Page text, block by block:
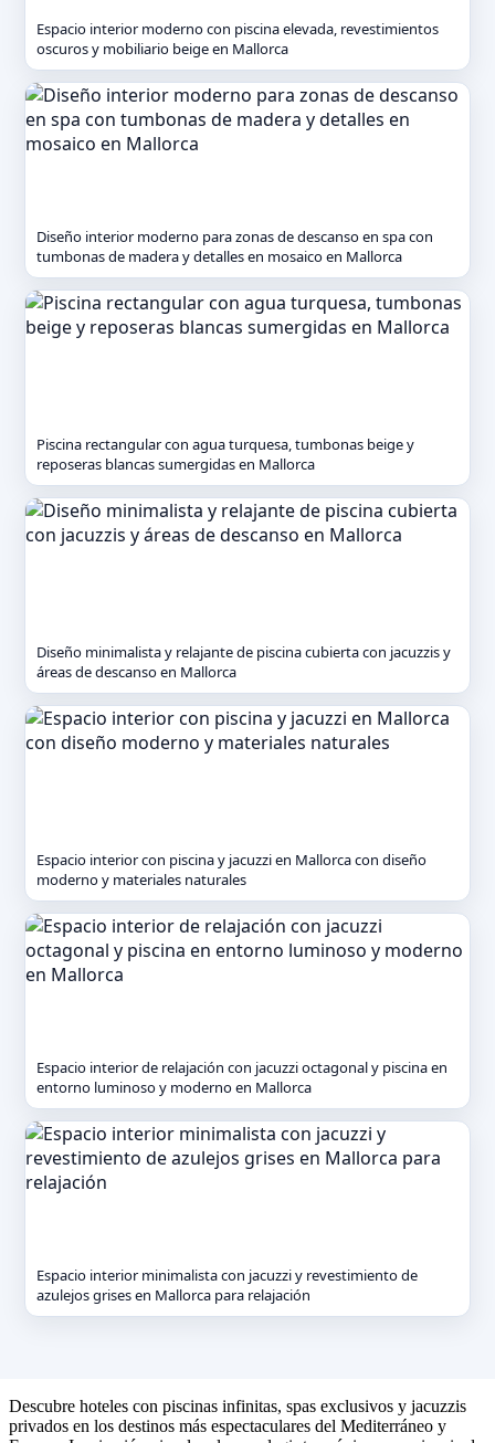
Espacio interior moderno con piscina elevada, revestimientos
oscuros y mobiliario beige en Mallorca
Diseño interior moderno para zonas de descanso en spa con
tumbonas de madera y detalles en mosaico en Mallorca
Piscina rectangular con agua turquesa, tumbonas beige y
reposeras blancas sumergidas en Mallorca
Diseño minimalista y relajante de piscina cubierta con jacuzzis y
áreas de descanso en Mallorca
Espacio interior con piscina y jacuzzi en Mallorca con diseño
moderno y materiales naturales
Espacio interior de relajación con jacuzzi octagonal y piscina en
entorno luminoso y moderno en Mallorca
Espacio interior minimalista con jacuzzi y revestimiento de
azulejos grises en Mallorca para relajación
Descubre hoteles con piscinas infinitas, spas exclusivos y jacuzzis
privados en los destinos más espectaculares del Mediterráneo y